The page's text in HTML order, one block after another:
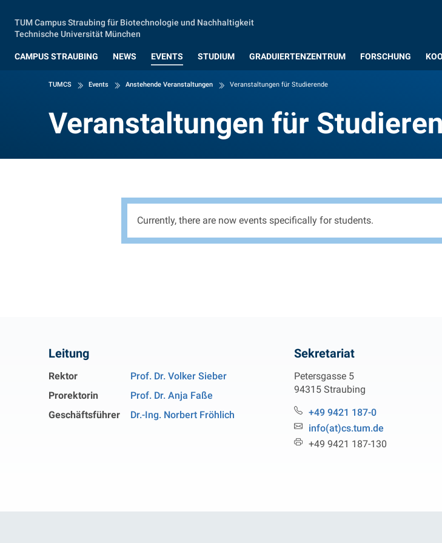
TUM Campus Straubing für Biotechnologie und Nachhaltigkeit
Technische Universität München
CAMPUS STRAUBING NEWS EVENTS STUDIUM GRADUIERTENZENTRUM FORSCHUNG
TUMCS Events Anstehende Veranstaltungen Veranstaltungen für Studierende
Veranstaltungen für
Veranstaltungen für
Currently, there are now events specifically for students.
Kontakt
Leitung
Rektor
Prof. Dr. Volker Sieber
Prorektorin
Prof. Dr. Anja Faße
Geschäftsführer
Dr.-Ing. Norbert Fröhlich
Sekretariat
Petersgasse 5
94315 Straubing
Telefon:
+49 9421 187-0
Email:info(at)cs.tum.de
Fax:+49 9421 187-130